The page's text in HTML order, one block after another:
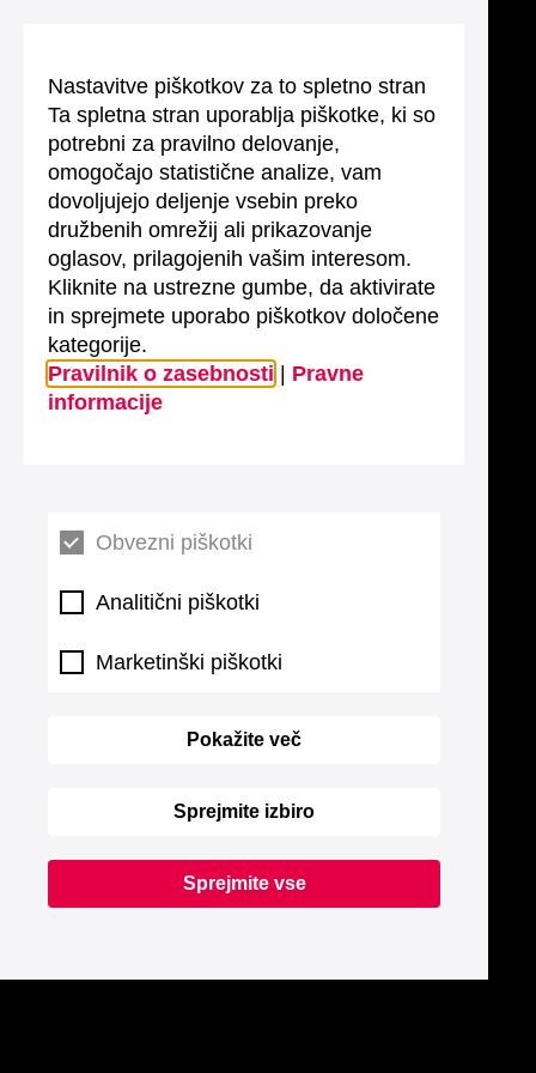
Nastavitve piškotkov za to spletno stran
Ta spletna stran uporablja piškotke, ki so
potrebni za pravilno delovanje,
omogočajo statistične analize, vam
dovoljujejo deljenje vsebin preko
družbenih omrežij ali prikazovanje
oglasov, prilagojenih vašim interesom.
Kliknite na ustrezne gumbe, da aktivirate
in sprejmete uporabo piškotkov določene
kategorije.
Pravilnik o zasebnosti
Pravne
informacije
Obvezni piškotki
Analitični piškotki
Marketinški piškotki
Pokažite več
Sprejmite izbiro
Sprejmite vse